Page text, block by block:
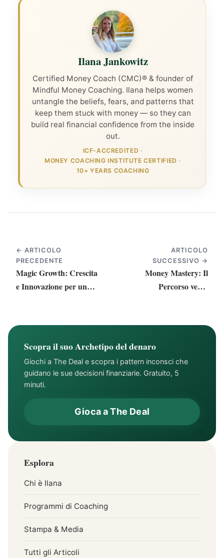
Ilana Jankowitz
Certified Money Coach (CMC)® & founder of
Mindful Money Coaching. Ilana helps women
untangle the beliefs, fears, and patterns that
keep them stuck with money — so they can
build real financial confidence from the inside
out.
ICF-ACCREDITED ·
MONEY COACHING INSTITUTE CERTIFIED ·
10+ YEARS COACHING
← ARTICOLO
PRECEDENTE
Magic Growth: Crescita
e Innovazione per un
ARTICOLO
SUCCESSIVO →
Money Mastery: Il
Percorso verso
Scopra il suo Archetipo del denaro
Giochi a The Deal e scopra i pattern inconsci che
guidano le sue decisioni finanziarie. Gratuito, 5
minuti.
Gioca a The Deal
Esplora
Chi è Ilana
Programmi di Coaching
Stampa & Media
Tutti gli Articoli